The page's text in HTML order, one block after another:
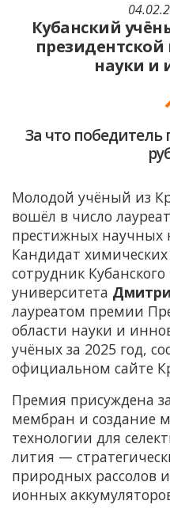
Кубанский
науки и
За что
Молодой учёный из
вошёл в число
престижных научных
Кандидат
сотрудник Кубанского
университета
лауреатом премии
области науки и
учёных за 2025 год,
официальном сайте
Премия присуждена
мембран и создание
технологии для
лития —
природных рассолов
ионных